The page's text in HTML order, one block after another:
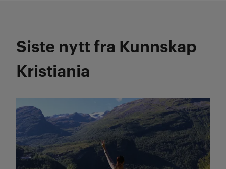
Siste nytt fra Kunnskap
Kristiania
Les mer